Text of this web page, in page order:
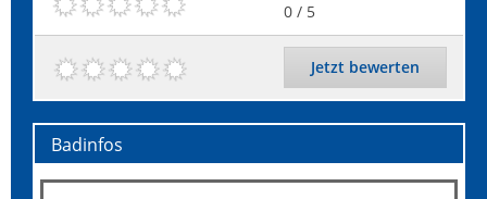
0 / 5
Jetzt bewerten
Badinfos